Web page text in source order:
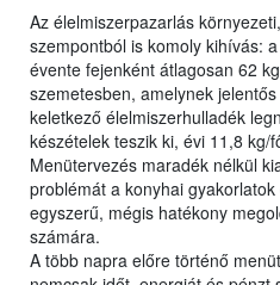
Az élelmiszerpazarlás
szempontból is komoly kihívás:
évente fejenként átlagosan 62
szemetesben, amelynek
keletkező élelmiszerhulladék
készételek teszik ki, évi 11,8 kg/
Menütervezés maradék nélkül
problémát a konyhai
egyszerű, mégis hatékony
számára.
A több napra előre történő